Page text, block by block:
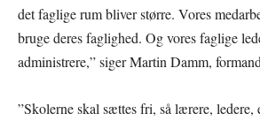
det faglige rum bliver større. Vores
bruge deres faglighed. Og vores faglige
administrere,” siger Martin Damm,
”Skolerne skal sættes fri, så lærere,